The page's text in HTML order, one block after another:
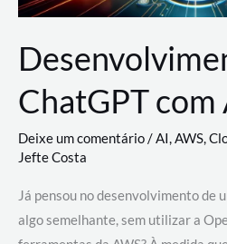
Azure
ChatGPT com
Deixe um comentário/AI,AWS,
Jefte Costa
Já pensou no desenvolvimento de
algo semelhante, sem utilizar a